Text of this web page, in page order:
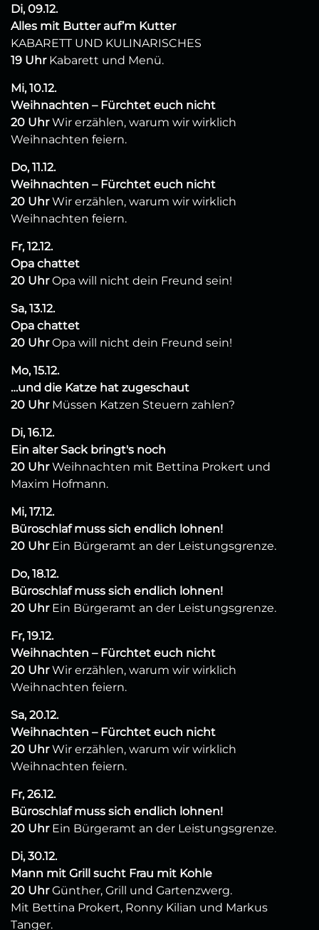
Di, 09.12.
Alles mit Butter auf’m Kutter
KABARETT UND KULINARISCHES
19 UhrKabarett und Menü.
Mi, 10.12.
Weihnachten – Fürchtet euch nicht
20 UhrWir erzählen, warum wir wirklich
Weihnachten feiern.
Do, 11.12.
Weihnachten – Fürchtet euch nicht
20 UhrWir erzählen, warum wir wirklich
Weihnachten feiern.
Fr, 12.12.
Opa chattet
20 UhrOpa will nicht dein Freund sein!
Sa, 13.12.
Opa chattet
20 UhrOpa will nicht dein Freund sein!
Mo, 15.12.
…und die Katze hat zugeschaut
20 UhrMüssen Katzen Steuern zahlen?
Di, 16.12.
Ein alter Sack bringt's noch
20 UhrWeihnachten mit Bettina Prokert und
Maxim Hofmann.
Mi, 17.12.
Büroschlaf muss sich endlich lohnen!
20 UhrEin Bürgeramt an der Leistungsgrenze.
Do, 18.12.
Büroschlaf muss sich endlich lohnen!
20 UhrEin Bürgeramt an der Leistungsgrenze.
Fr, 19.12.
Weihnachten – Fürchtet euch nicht
20 UhrWir erzählen, warum wir wirklich
Weihnachten feiern.
Sa, 20.12.
Weihnachten – Fürchtet euch nicht
20 UhrWir erzählen, warum wir wirklich
Weihnachten feiern.
Fr, 26.12.
Büroschlaf muss sich endlich lohnen!
20 UhrEin Bürgeramt an der Leistungsgrenze.
Di, 30.12.
Mann mit Grill sucht Frau mit Kohle
20 UhrGünther, Grill und Gartenzwerg.
Mit Bettina Prokert, Ronny Kilian und Markus
Tanger.